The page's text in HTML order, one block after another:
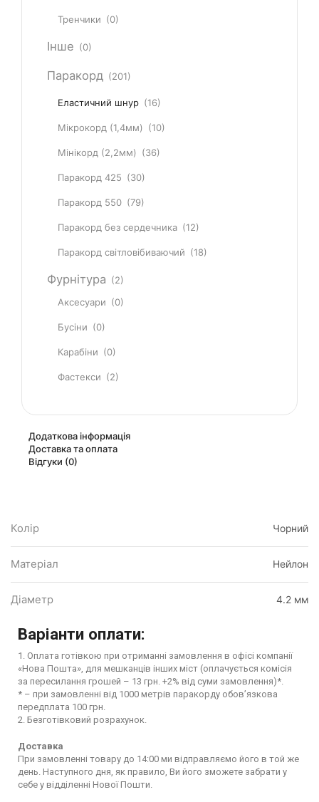
Тренчики (0)
Інше (0)
Паракорд (201)
Еластичний шнур (16)
Мікрокорд (1,4мм) (10)
Мінікорд (2,2мм) (36)
Паракорд 425 (30)
Паракорд 550 (79)
Паракорд без сердечника (12)
Паракорд світловібиваючий (18)
Фурнітура (2)
Аксесуари (0)
Бусіни (0)
Карабіни (0)
Фастекси (2)
Додаткова інформація
Доставка та оплата
Відгуки (0)
Колір Чорний
Матеріал Нейлон
Діаметр 4.2 мм
Варіанти оплати:
1. Оплата готівкою при отриманні замовлення в офісі компанії
«Нова Пошта», для мешканців інших міст (оплачується комісія
за пересилання грошей – 13 грн. +2% від суми замовлення)*.
* – при замовленні від 1000 метрів паракорду обов’язкова
передплата 100 грн.
2. Безготівковий розрахунок.
Доставка
При замовленні товару до 14:00 ми відправляємо його в той же
день. Наступного дня, як правило, Ви його зможете забрати у
себе у відділенні Нової Пошти.